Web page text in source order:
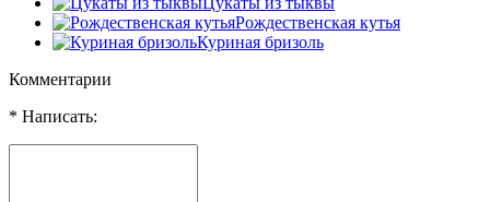
Рождественская кутья
Куриная бризоль
Комментарии
* Написать: